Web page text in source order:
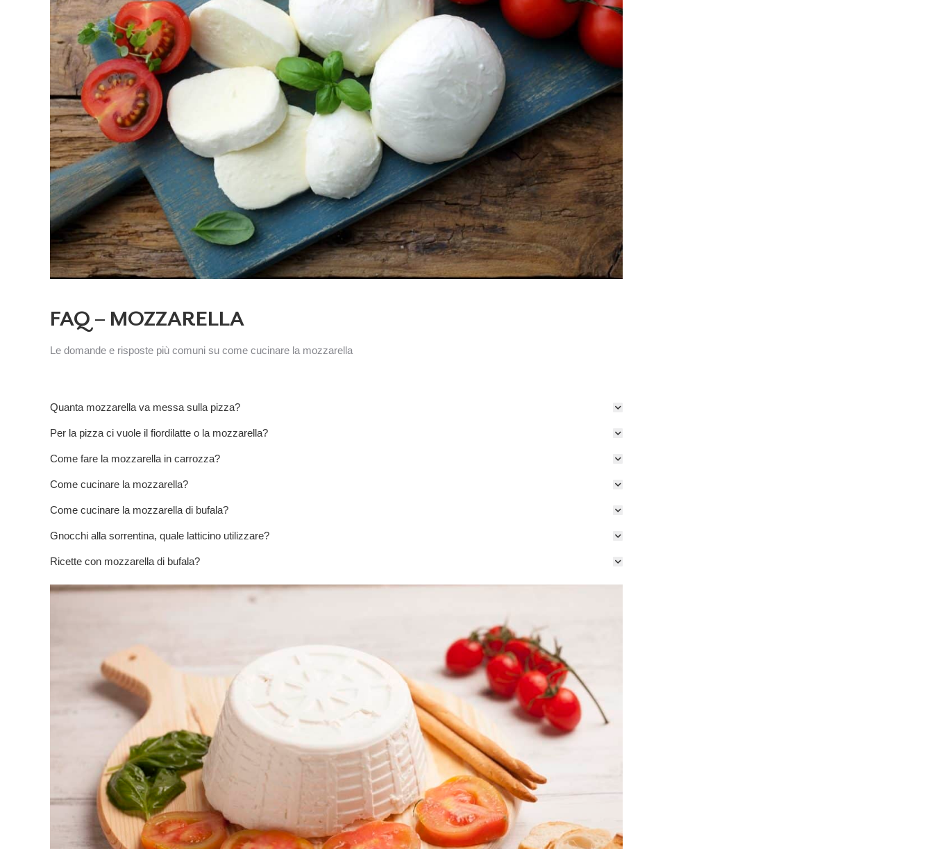
FAQ – MOZZARELLA
Le domande e risposte più comuni su come cucinare la mozzarella
Quanta mozzarella va messa sulla pizza?
Per la pizza ci vuole il fiordilatte o la mozzarella?
Come fare la mozzarella in carrozza?
Come cucinare la mozzarella?
Come cucinare la mozzarella di bufala?
Gnocchi alla sorrentina, quale latticino utilizzare?
Ricette con mozzarella di bufala?